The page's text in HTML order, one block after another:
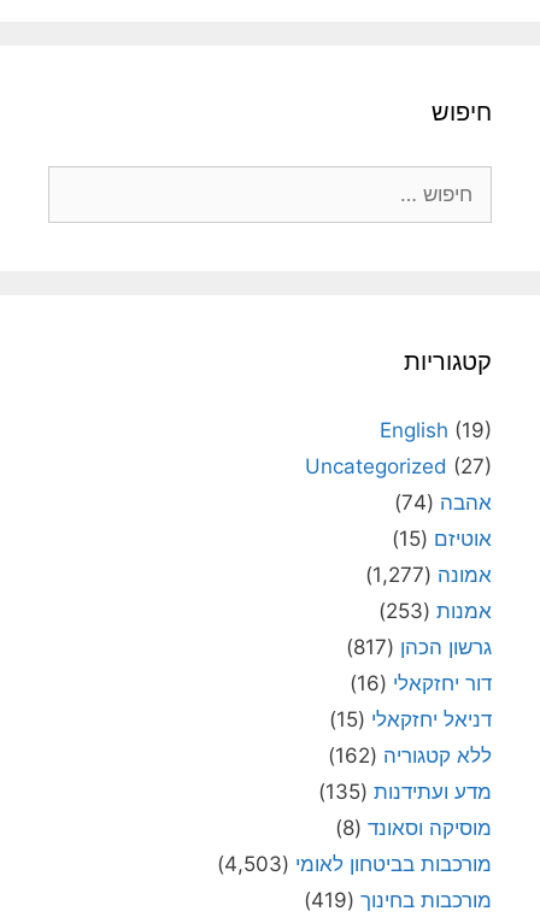
חיפוש
קטגוריות
English (19)
Uncategorized (27)
אהבה (74)
אוטיזם (15)
אמונה (1,277)
אמנות (253)
גרשון הכהן (817)
דור יחזקאלי (16)
דניאל יחזקאלי (15)
ללא קטגוריה (162)
מדע ועתידנות (135)
מוסיקה וסאונד (8)
מורכבות בביטחון לאומי (4,503)
מורכבות בחינוך (419)